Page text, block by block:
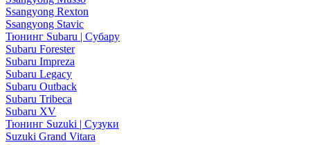
Ssangyong Rexton
Ssangyong Stavic
Тюнинг Subaru | Субару
Subaru Forester
Subaru Impreza
Subaru Legacy
Subaru Outback
Subaru Tribeca
Subaru XV
Тюнинг Suzuki | Сузуки
Suzuki Grand Vitara